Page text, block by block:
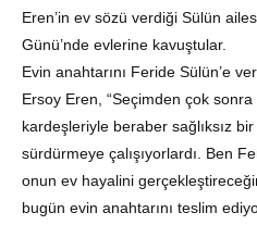
Eren’in ev sözü verdiği Sülün
Günü’nde evlerine kavuştular.
Evin anahtarını Feride Sülün’e
Ersoy Eren, “Seçimden çok sonra
kardeşleriyle beraber sağlıksız
sürdürmeye çalışıyorlardı. Ben
onun ev hayalini
bugün evin anahtarını teslim